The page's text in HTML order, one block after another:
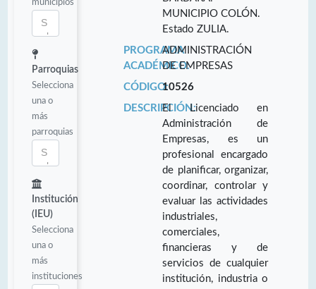
Parroquias
Selecciona
una o
más
parroquias
Institución
(IEU)
Selecciona
una o
más
instituciones
MUNICIPIO COLÓN.
Estado ZULIA.
PROGRAMA
ACADÉMICO:
ADMINISTRACIÓN
DE EMPRESAS
CÓDIGO:10526
DESCRIPCIÓN:El Licenciado en
Administración de
Empresas, es un
profesional encargado
de planificar, organizar,
coordinar, controlar y
evaluar las actividades
industriales,
comerciales,
financieras y de
servicios de cualquier
institución, industria o